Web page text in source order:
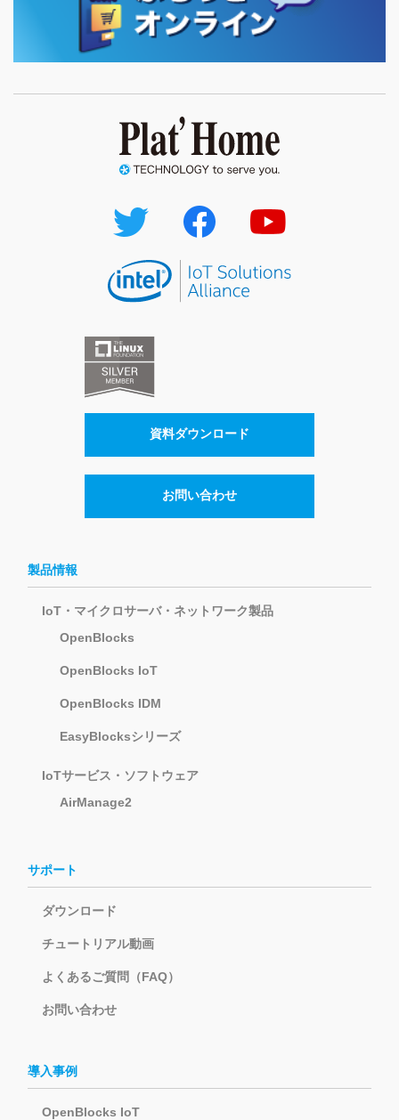
資料ダウンロード
お問い合わせ
製品情報
IoT・マイクロサーバ・ネットワーク製品
OpenBlocks
OpenBlocks IoT
OpenBlocks IDM
EasyBlocksシリーズ
IoTサービス・ソフトウェア
AirManage2
サポート
ダウンロード
チュートリアル動画
よくあるご質問（FAQ）
お問い合わせ
導入事例
OpenBlocks IoT